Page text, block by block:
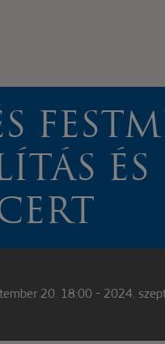
ÉS
20. 18:00 - 2024.